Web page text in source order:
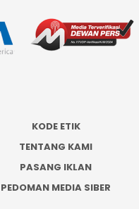
KODE ETIK
TENTANG KAMI
PASANG IKLAN
PEDOMAN MEDIA SIBER